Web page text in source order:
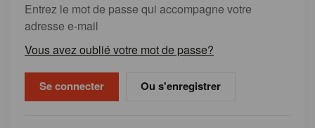
Entrez le mot de passe qui accompagne votre
adresse e-mail
Vous avez oublié votre mot de passe?
Ou s'enregistrer